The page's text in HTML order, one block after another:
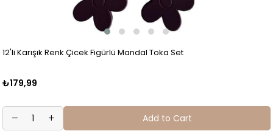
12'li Karışık Renk Çicek Figürlü Mandal Toka Set
₺179,99
Add to Cart